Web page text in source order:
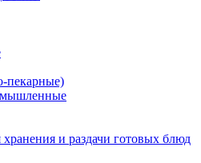
пекарные)
и раздачи готовых блюд